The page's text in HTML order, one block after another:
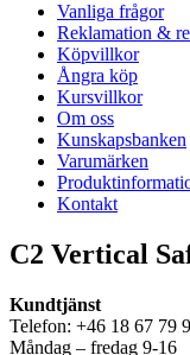
Vanliga frågor
Reklamation &
Köpvillkor
Ångra köp
Kursvillkor
Om oss
Kunskapsbanken
Varumärken
Kontakt
C2 Vertical
Kundtjänst
Telefon: +46 18 67 79
Måndag – fredag 9-16